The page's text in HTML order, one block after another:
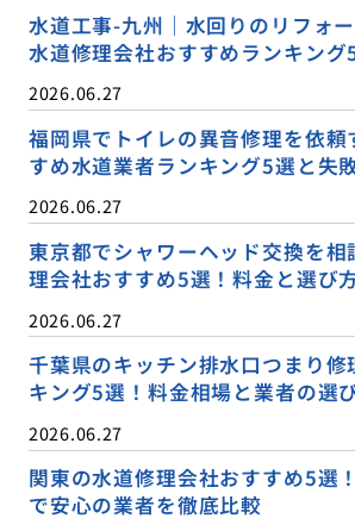
水道工事-九州｜水回りのリフォ
水道修理会社おすすめランキング
2026.06.27
福岡県でトイレの異音修理を依頼
すめ水道業者ランキング5選と失
2026.06.27
東京都でシャワーヘッド交換を
理会社おすすめ5選！料金と選び
2026.06.27
千葉県のキッチン排水口つまり修
キング5選！料金相場と業者の選
2026.06.27
関東の水道修理会社おすすめ5選
で安心の業者を徹底比較